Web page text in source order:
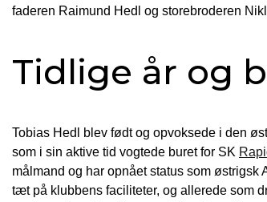
faderen Raimund Hedl og storebroderen
Tidlige år og
Tobias Hedl blev født og opvoksede i den
som i sin aktive tid vogtede buret for SK
målmand og har opnået status som
tæt på klubbens faciliteter, og allerede som